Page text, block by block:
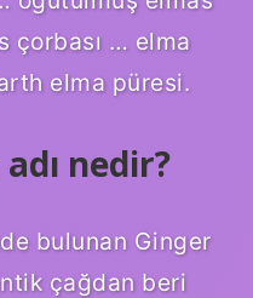
çorbası … elma
elma püresi.
nedir?
bulunan Ginger
çağdan beri